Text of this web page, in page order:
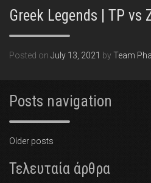
Greek Legends | TP vs
Posted on July 13, 2021 by Team
Posts navigation
Older posts
Τελευταία άρθρα